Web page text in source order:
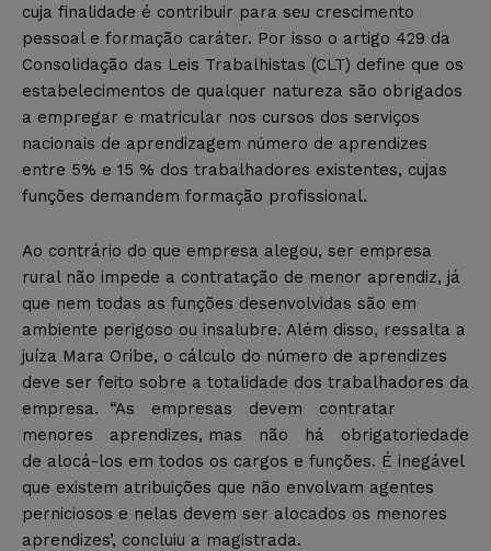
cuja finalidade é contribuir para seu crescimento
pessoal e formação caráter. Por isso o artigo 429 da
Consolidação das Leis Trabalhistas (CLT) define que os
estabelecimentos de qualquer natureza são obrigados
a empregar e matricular nos cursos dos serviços
nacionais de aprendizagem número de aprendizes
entre 5% e 15 % dos trabalhadores existentes, cujas
funções demandem formação profissional.
Ao contrário do que empresa alegou, ser empresa
rural não impede a contratação de menor aprendiz, já
que nem todas as funções desenvolvidas são em
ambiente perigoso ou insalubre. Além disso, ressalta a
juíza Mara Oribe, o cálculo do número de aprendizes
deve ser feito sobre a totalidade dos trabalhadores da
empresa. “As empresas devem contratar
menores aprendizes, mas não há obrigatoriedade
de alocá-los em todos os cargos e funções. É inegável
que existem atribuições que não envolvam agentes
perniciosos e nelas devem ser alocados os menores
aprendizes’, concluiu a magistrada.